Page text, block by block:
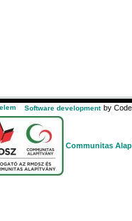
Software development by
Communitas